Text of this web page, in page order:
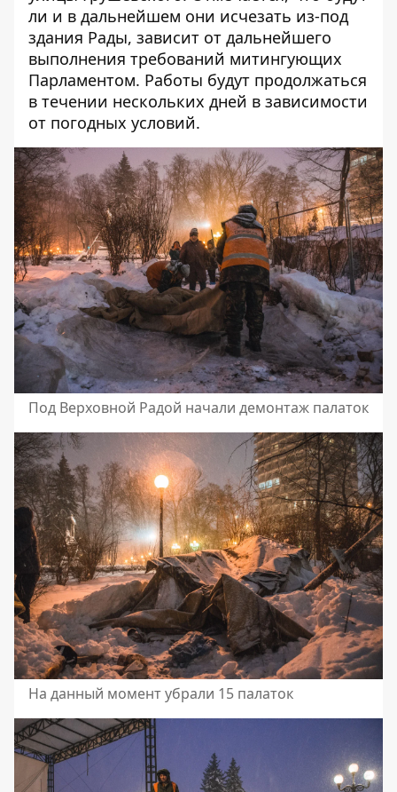
ли и в дальнейшем они исчезать из-под
здания Рады, зависит от дальнейшего
выполнения требований митингующих
Парламентом. Работы будут продолжаться
в течении нескольких дней в зависимости
от погодных условий.
Под Верховной Радой начали демонтаж палаток
На данный момент убрали 15 палаток